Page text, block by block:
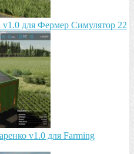
для Фермер Симулятор 22
v1.0 для Farming